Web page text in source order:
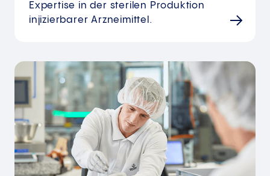
Expertise in der sterilen Produktion
injizierbarer Arzneimittel.